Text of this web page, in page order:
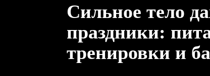
Сильное тело
праздники:
тренировки и